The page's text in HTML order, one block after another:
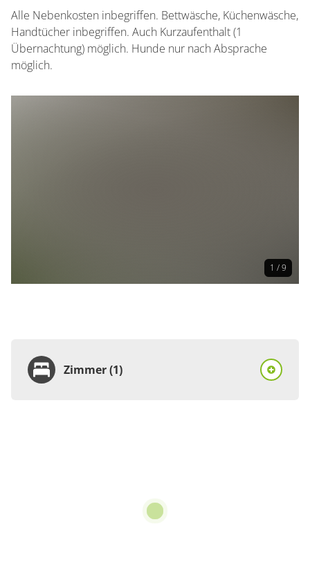
Alle Nebenkosten inbegriffen. Bettwäsche, Küchenwäsche,
Handtücher inbegriffen. Auch Kurzaufenthalt (1
Übernachtung) möglich. Hunde nur nach Absprache
möglich.
1 / 9
Zimmer (1)
pro Einheit/Nacht